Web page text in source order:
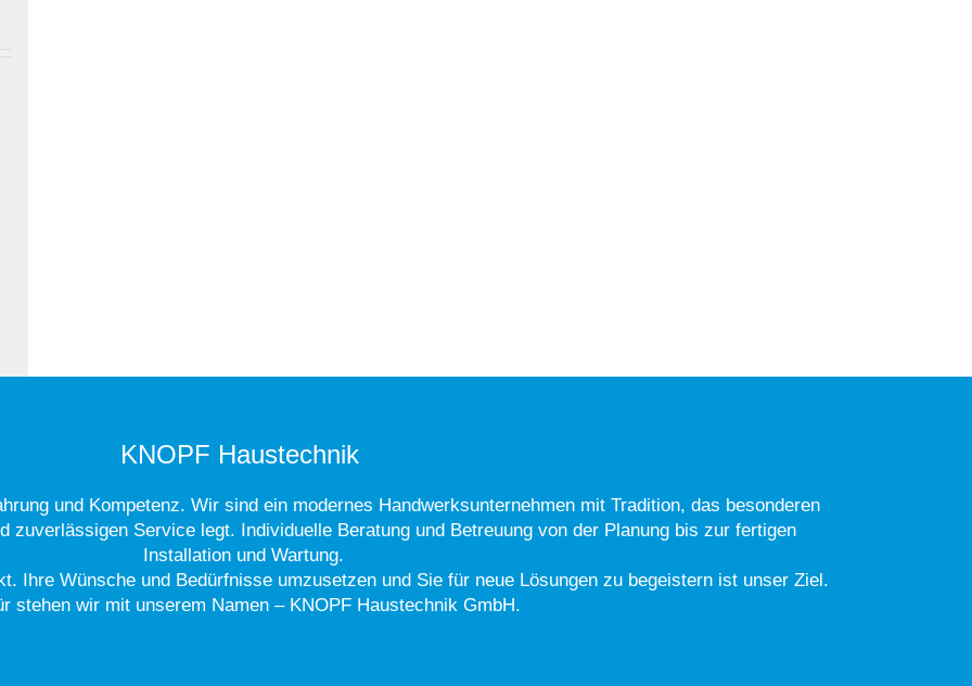
KNOPF Haustechnik
und Kompetenz. Wir sind ein modernes Handwerksunternehmen mit Tradition, das besonderen
zuverlässigen Service legt. Individuelle Beratung und Betreuung von der Planung bis zur fertigen
Installation und Wartung.
Ihre Wünsche und Bedürfnisse umzusetzen und Sie für neue Lösungen zu begeistern ist unser Ziel.
stehen wir mit unserem Namen – KNOPF Haustechnik GmbH.